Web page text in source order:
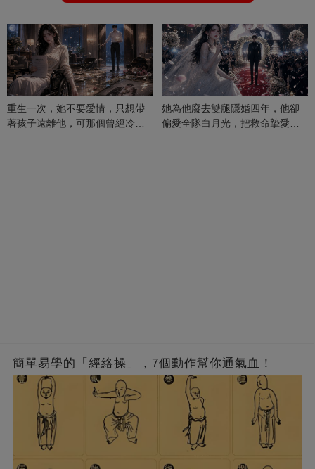
重生一次，她不要愛情，只想帶
著孩子遠離他，可那個曾經冷漠
她為他廢去雙腿隱婚四年，他卻
偏愛全隊白月光，把救命摯愛當
簡單易學的「經絡操」，7個動作幫你通氣血！